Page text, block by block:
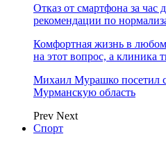
Отказ от смартфона за час
рекомендации по
Комфортная жизнь в
на этот вопрос, а клиника
Михаил Мурашко посетил с
Мурманскую область
Prev Next
Спорт